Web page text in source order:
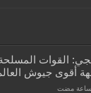
القوات المسلحة
أقوى جيوش